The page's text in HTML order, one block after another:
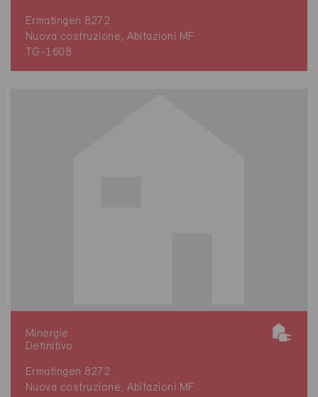
Ermatingen 8272
Nuova costruzione, Abitazioni MF
TG-1608
Minergie
Definitivo
Ermatingen 8272
Nuova costruzione, Abitazioni MF